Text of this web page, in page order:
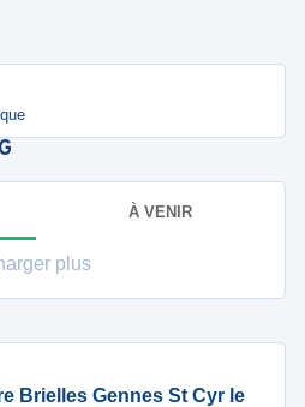
À VENIR
plus
Brielles Gennes St Cyr le